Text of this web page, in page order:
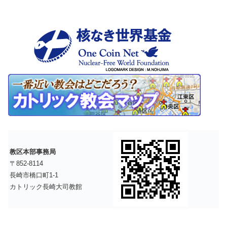
教区本部事務局
〒852-8114
長崎市橋口町1-1
カトリック長崎大司教館